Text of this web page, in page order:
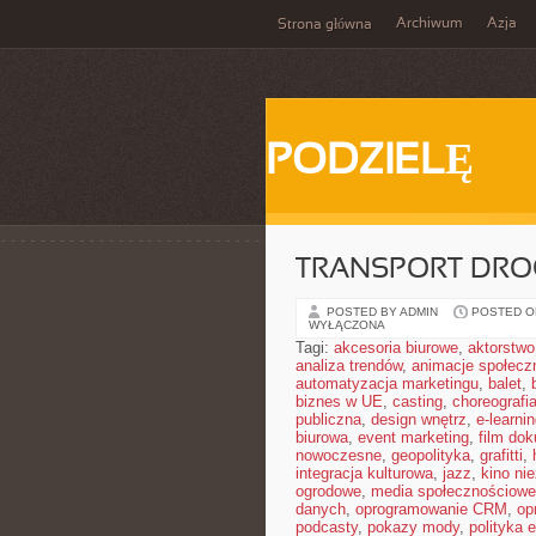
Strona główna Archiwum Azja
PODZIELĘ
TRANSPORT
POSTED BY ADMIN POSTED
WYŁĄCZONA
Tagi: akcesoria biurowe, aktorstwo
analiza trendów, animacje
automatyzacja marketingu, balet,
biznes w UE, casting, choreografia
publiczna, design wnętrz, e-
biurowa, event marketing, film
nowoczesne, geopolityka, grafitti,
integracja kulturowa, jazz, kino
ogrodowe, media
danych, oprogramowanie CRM ,
podcasty, pokazy mody, polityka